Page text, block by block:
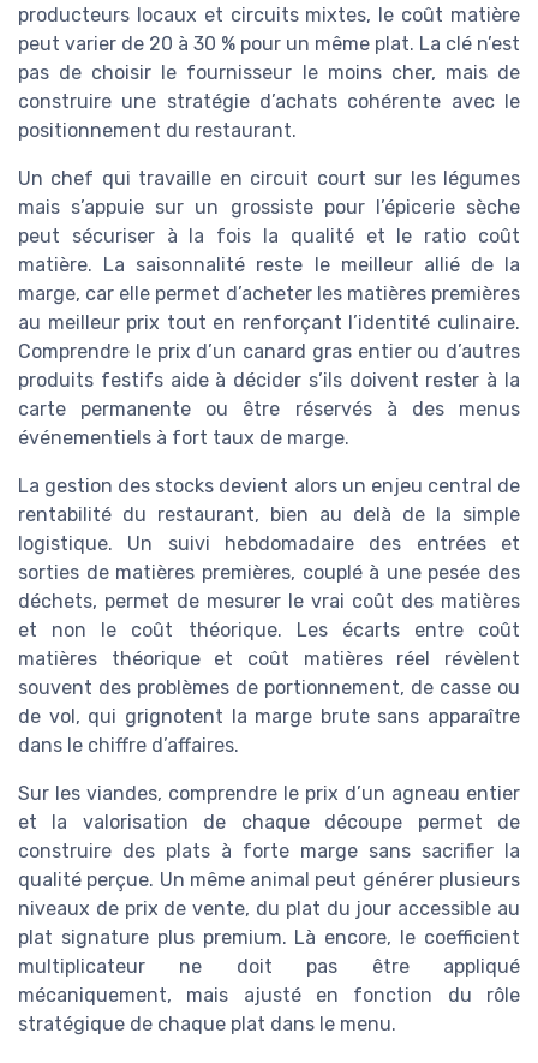
producteurs locaux et circuits mixtes, le coût matière
peut varier de 20 à 30 % pour un même plat. La clé n’est
pas de choisir le fournisseur le moins cher, mais de
construire une stratégie d’achats cohérente avec le
positionnement du restaurant.
Un chef qui travaille en circuit court sur les légumes
mais s’appuie sur un grossiste pour l’épicerie sèche
peut sécuriser à la fois la qualité et le ratio coût
matière. La saisonnalité reste le meilleur allié de la
marge, car elle permet d’acheter les matières premières
au meilleur prix tout en renforçant l’identité culinaire.
Comprendre le prix d’un canard gras entier ou d’autres
produits festifs aide à décider s’ils doivent rester à la
carte permanente ou être réservés à des menus
événementiels à fort taux de marge.
La gestion des stocks devient alors un enjeu central de
rentabilité du restaurant, bien au delà de la simple
logistique. Un suivi hebdomadaire des entrées et
sorties de matières premières, couplé à une pesée des
déchets, permet de mesurer le vrai coût des matières
et non le coût théorique. Les écarts entre coût
matières théorique et coût matières réel révèlent
souvent des problèmes de portionnement, de casse ou
de vol, qui grignotent la marge brute sans apparaître
dans le chiffre d’affaires.
Sur les viandes, comprendre le prix d’un agneau entier
et la valorisation de chaque découpe permet de
construire des plats à forte marge sans sacrifier la
qualité perçue. Un même animal peut générer plusieurs
niveaux de prix de vente, du plat du jour accessible au
plat signature plus premium. Là encore, le coefficient
multiplicateur ne doit pas être appliqué
mécaniquement, mais ajusté en fonction du rôle
stratégique de chaque plat dans le menu.